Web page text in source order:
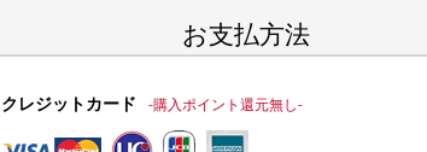
お支払方法
クレジットカード -購入ポイント還元無し-